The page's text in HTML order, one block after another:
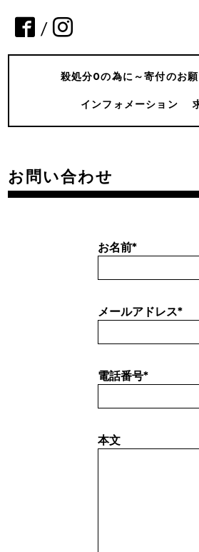
/
殺処分0の為に～寄付のお願
インフォメーション
お問い合わせ
お名前*
メールアドレス*
電話番号*
本文